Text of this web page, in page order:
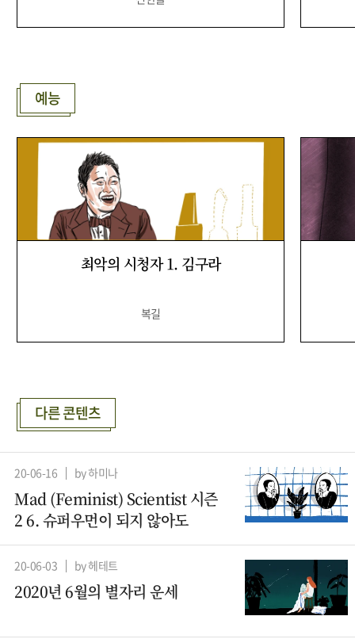
예능
최악의 시청자 1. 김구라
복길
다른 콘텐츠
20-06-16 by 하미나
Mad (Feminist) Scientist 시즌
2 6. 슈퍼우먼이 되지 않아도
20-06-03 by 헤테트
2020년 6월의 별자리 운세